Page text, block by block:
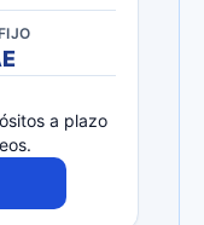
a plazo